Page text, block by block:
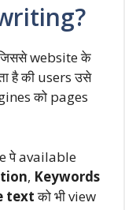
website के
है की users उसे
को pages
पे available
, Keywords
textको भी view